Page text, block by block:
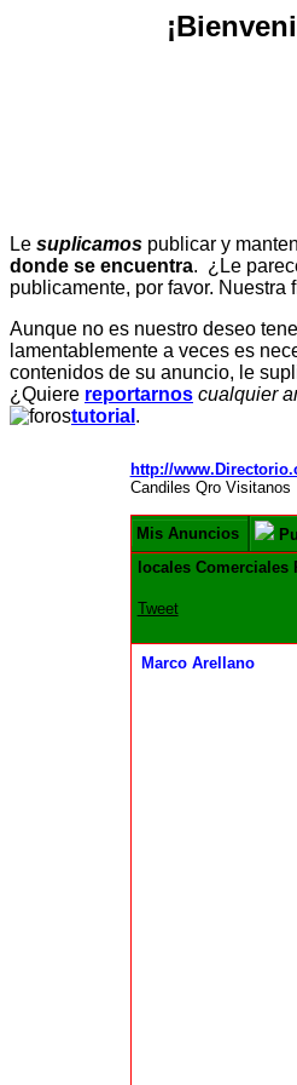
Le suplicamos publicar y
donde se encuentra. ¿Le
publicamente, por favor.
Aunque no es nuestro deseo
lamentablemente a veces es
contenidos de su anuncio, le
¿Quiere reportarnos cualquier
tutorial .
http://
Candiles Qro Visitanos
Mis Anuncios
locales
Tweet
Marco Arellano